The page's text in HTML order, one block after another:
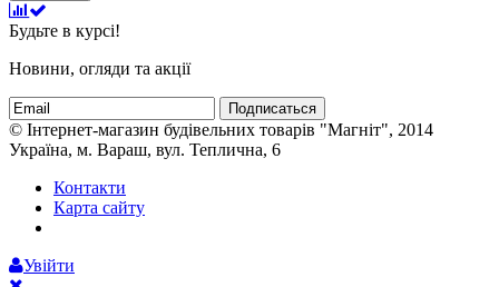
Будьте в курсі!
Новини, огляди та акції
Подписаться
© Інтернет-магазин будівельних товарів "Магніт", 2014
Україна, м. Вараш, вул. Теплична, 6
Контакти
Карта сайту
Увійти